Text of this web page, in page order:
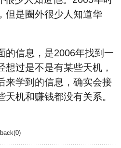
但是圈外很少人知道华
的信息，是2006年找到一
过是不是有某些天机，
来学到的信息，确实会接
机和赚钱都没有关系。